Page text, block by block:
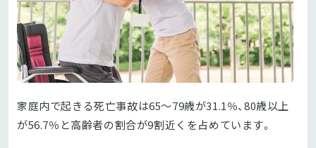
家庭内で起きる死亡事故は65～79歳が31.1％、80歳以上
が56.7％と高齢者の割合が9割近くを占めています。